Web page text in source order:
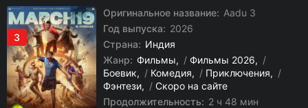
3
Оригинальное название: Aadu 3
Год выпуска: 2026
Страна: Индия
Жанр: Фильмы / Фильмы 2026
/
Боевик
/ Комедия / Приключения
/
Фэнтези
/ Скоро на сайте
Продолжительность: 2 ч 48 мин